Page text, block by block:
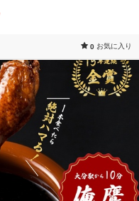
0 お気に入り